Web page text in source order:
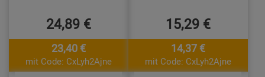
24,89 €
23,40 €
mit Code: CxLyh2Ajne
15,29 €
14,37 €
mit Code: CxLyh2Ajne